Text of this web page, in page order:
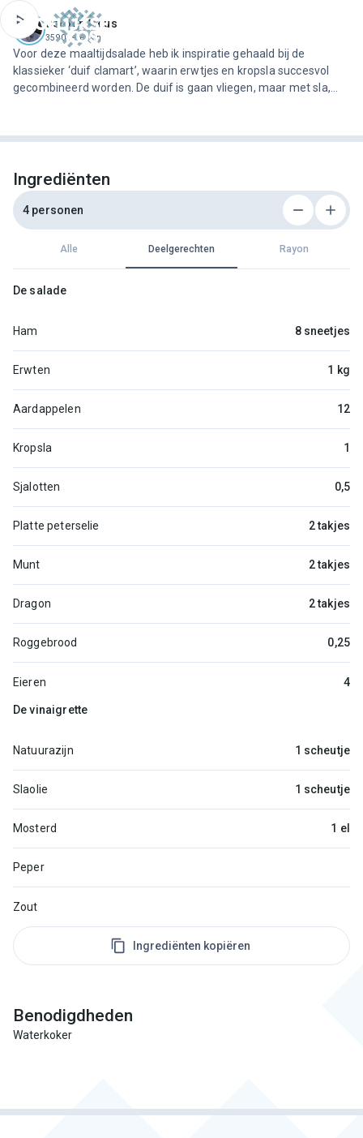
Jeroen Meus
3590 recepten
Voor deze maaltijdsalade heb ik inspiratie gehaald bij de
klassieker ‘duif clamart’, waarin erwtjes en kropsla succesvol
gecombineerd worden. De duif is gaan vliegen, maar met sla,
ham voor karakter. Druppel er vinaigrette over en roep de hele
Ingrediënten
4 personen
Alle Deelgerechten Rayon
De salade
Ham 8 sneetjes
Erwten 1 kg
Aardappelen 12
Kropsla 1
Sjalotten 0,5
Platte peterselie 2 takjes
Munt 2 takjes
Dragon 2 takjes
Roggebrood 0,25
Eieren 4
De vinaigrette
Natuurazijn 1 scheutje
Slaolie 1 scheutje
Mosterd 1 el
Peper
Zout
Ingrediënten kopiëren
Benodigdheden
Waterkoker